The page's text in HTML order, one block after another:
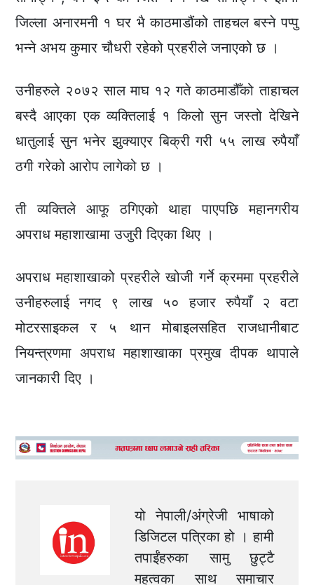
जिल्ला अनारमनी १ घर भै काठमाडौंको ताहचल बस्ने पप्पु
भन्ने अभय कुमार चौधरी रहेको प्रहरीले जनाएको छ ।
उनीहरुले २०७२ साल माघ १२ गते काठमाडौँको ताहाचल
बस्दै आएका एक व्यक्तिलाई १ किलो सुन जस्तो देखिने
धातुलाई सुन भनेर झुक्याएर बिक्री गरी ५५ लाख रुपैयाँ
ठगी गरेको आरोप लागेको छ ।
ती व्यक्तिले आफू ठगिएको थाहा पाएपछि महानगरीय
अपराध महाशाखामा उजुरी दिएका थिए ।
अपराध महाशाखाको प्रहरीले खोजी गर्ने क्रममा प्रहरीले
उनीहरुलाई नगद ९ लाख ५० हजार रुपैयाँ २ वटा
मोटरसाइकल र ५ थान मोबाइलसहित राजधानीबाट
नियन्त्रणमा अपराध महाशाखाका प्रमुख दीपक थापाले
जानकारी दिए ।
यो नेपाली/अंग्रेजी भाषाको
डिजिटल पत्रिका हो । हामी
तपाईंहरुका सामु छुट्टै
महत्वका साथ समाचार